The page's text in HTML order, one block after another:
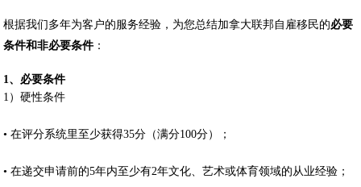
根据我们多年为客户的服务经验，为您总结加拿大联邦自雇移民的必要
条件和非必要条件：
1、必要条件
1）硬性条件
• 在评分系统里至少获得35分（满分100分）；
• 在递交申请前的5年内至少有2年文化、艺术或体育领域的从业经验；